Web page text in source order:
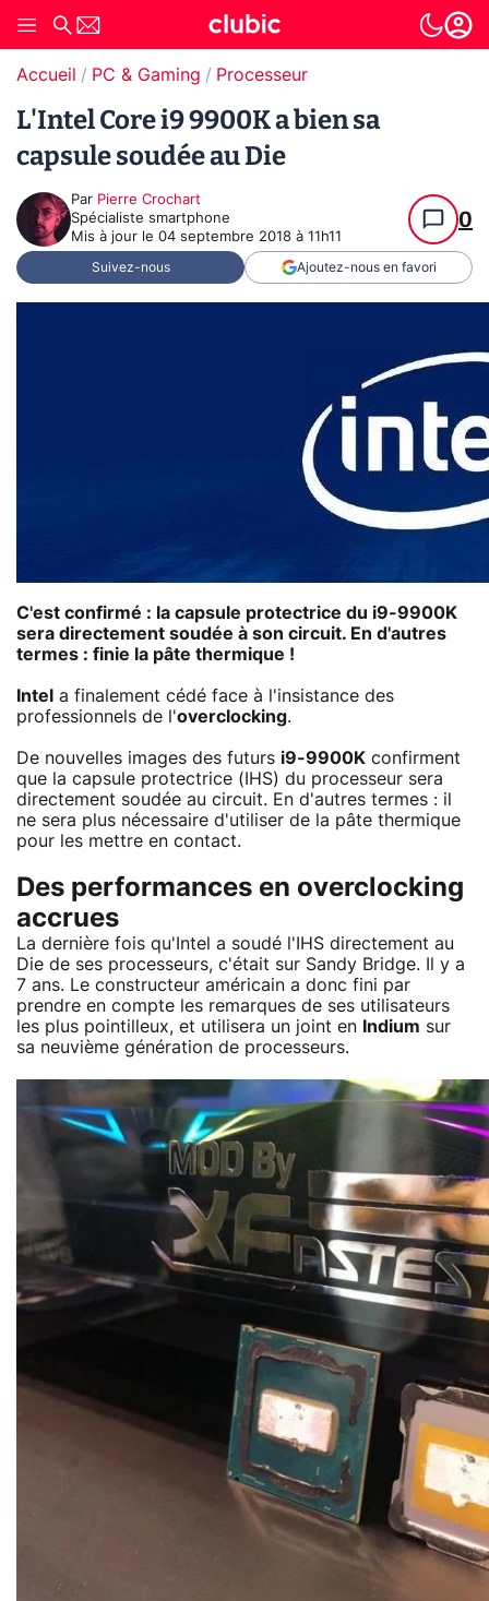
Accueil PC & Gaming Processeur
L'Intel Core i9 9900K a bien sa
capsule soudée au Die
Par Pierre Crochart
Spécialiste smartphone
Mis à jour le 04 septembre 2018 à 11h11
0
Suivez-nous Ajoutez-nous en favori
C'est confirmé : la capsule protectrice du i9-9900K
sera directement soudée à son circuit. En d'autres
termes : finie la pâte thermique !
Intel
a finalement cédé face à l'insistance des
professionnels de l'overclocking.
De nouvelles images des futurs i9-9900K confirment
que la capsule protectrice (IHS) du processeur sera
directement soudée au circuit. En d'autres termes : il
ne sera plus nécessaire d'utiliser de la pâte thermique
pour les mettre en contact.
Des performances en overclocking
accrues
La dernière fois qu'Intel a soudé l'IHS directement au
Die de ses processeurs, c'était sur Sandy Bridge. Il y a
7 ans. Le constructeur américain a donc fini par
prendre en compte les remarques de ses utilisateurs
les plus pointilleux, et utilisera un joint en
Indium sur
sa neuvième génération de processeurs.